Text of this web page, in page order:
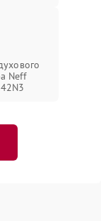
Neff